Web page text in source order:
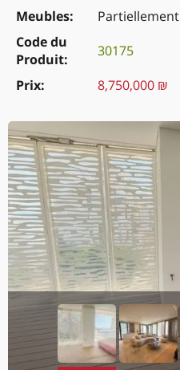
Meubles
Partiellement
Code du
Produit
30175
Prix
8,750,000 ₪